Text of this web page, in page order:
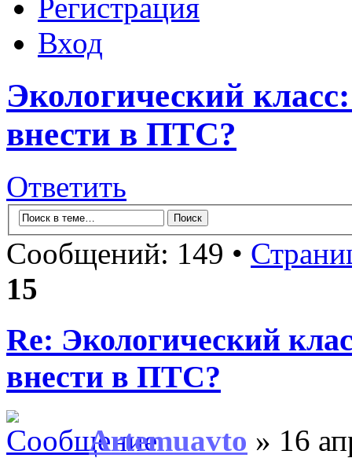
Регистрация
Вход
Экологический
внести в ПТС?
Ответить
Сообщений: 149 •
15
Re: Экологический
внести в ПТС?
Artemuavto » 16